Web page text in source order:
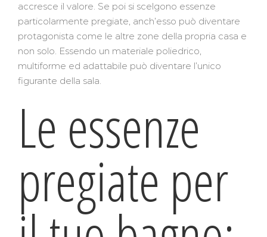
accresce il valore. Se poi si scelgono essenze
particolarmente pregiate, anch’esso può diventare
protagonista come le altre zone della propria casa e
non solo. Essendo un materiale poliedrico,
multiforme ed adattabile può diventare l’unico
figurante della sala.
Le essenze
pregiate per